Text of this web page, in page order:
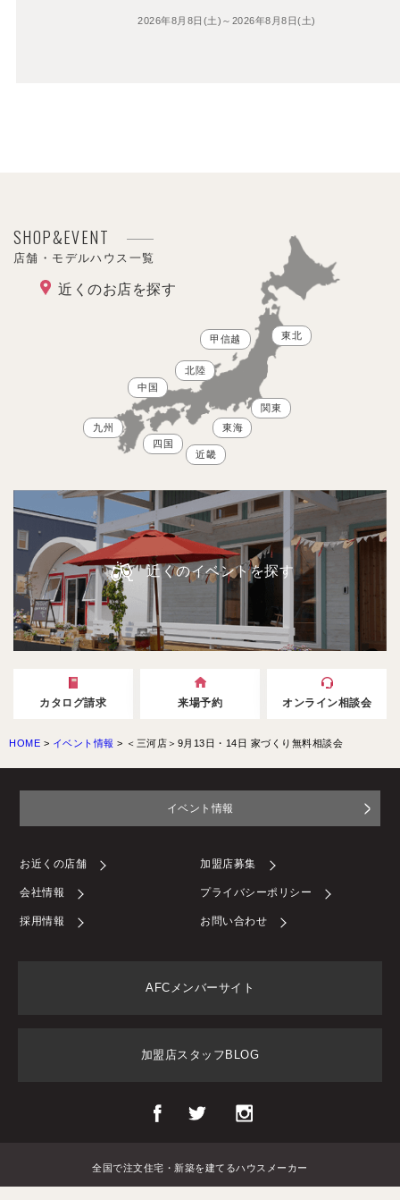
2026年8月8日(土)～2026年8月8日(土)
SHOP&EVENT
店舗・モデルハウス一覧
近くのお店を探す
東北
甲信越
北陸
関東
東海
近畿
中国
四国
九州
近くのイベントを探す
カタログ請求 来場予約 オンライン相談会
HOME > イベント情報 > ＜三河店＞9月13日・14日 家づくり無料相談会
イベント情報
お近くの店舗 加盟店募集
会社情報 プライバシーポリシー
採用情報 お問い合わせ
AFCメンバーサイト
加盟店スタッフBLOG
全国で注文住宅・新築を建てるハウスメーカー